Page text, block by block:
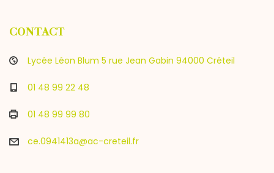
CONTACT
Lycée Léon Blum 5 rue Jean Gabin 94000 Créteil
01 48 99 22 48
01 48 99 99 80
ce.0941413a@ac-creteil.fr